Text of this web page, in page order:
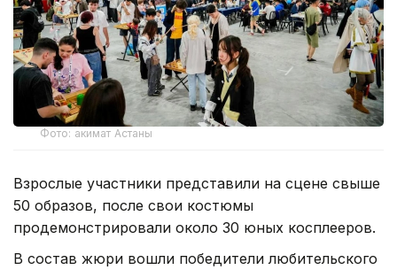
Фото: акимат Астаны
Взрослые участники представили на сцене свыше
50 образов, после свои костюмы
продемонстрировали около 30 юных косплееров.
В состав жюри вошли победители любительского